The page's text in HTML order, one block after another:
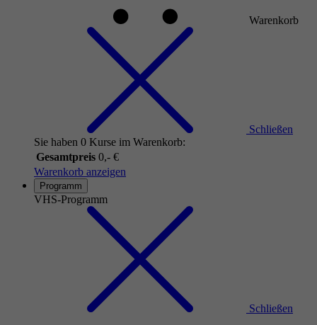
Warenkorb
Schließen
Sie haben 0 Kurse im Warenkorb:
Gesamtpreis 0,- €
Warenkorb anzeigen
Programm
VHS-Programm
Schließen